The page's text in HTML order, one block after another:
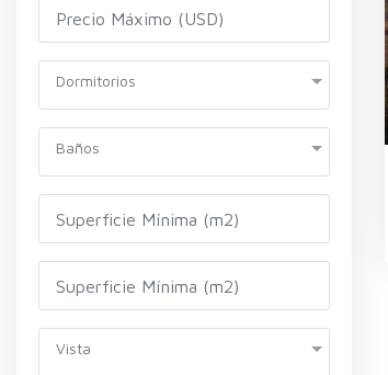
Dormitorios
Baños
Vista